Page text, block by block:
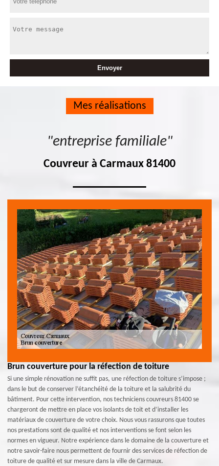
Mes réalisations
"entreprise familiale"
Couvreur à Carmaux 81400
Brun couverture pour la réfection de toiture
Si une simple rénovation ne suffit pas, une réfection de toiture s’impose ;
dans le but de conserver l’étanchéité de la toiture et la salubrité du
bâtiment. Pour cette intervention, nos techniciens couvreurs 81400 se
chargeront de mettre en place vos isolants de toit et d’installer les
matériaux de couverture de votre choix. Nous vous rassurons que toutes
nos prestations sont de qualité et nos interventions se font selon les
normes en vigueur. Notre expérience dans le domaine de la couverture et
notre savoir-faire nous permettent de fournir des services de réfection de
toiture de qualité et sur mesure dans la ville de Carmaux.